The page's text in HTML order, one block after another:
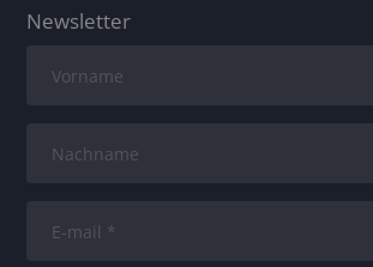
Newsletter